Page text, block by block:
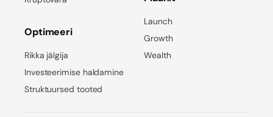
Optimeeri
Rikka jälgija
Investeerimise haldamine
Struktuursed tooted
Launch
Growth
Wealth